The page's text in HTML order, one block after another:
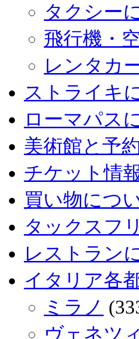
タクシー
飛行機・
レンタカ
ストライキ
ローマパス
美術館と予
チケット情
買い物につ
タックスフ
レストラン
イタリア各
ミラノ
ヴェネツ